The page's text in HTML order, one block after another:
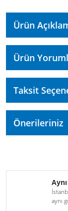
Ürün
Ürün
Taksit
Önerileriniz
aynı